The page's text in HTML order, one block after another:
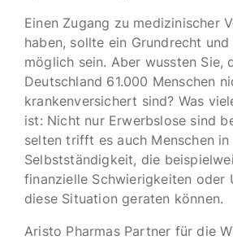
Einen Zugang zu medizinischer
haben, sollte ein Grundrecht und
möglich sein. Aber wussten Sie,
Deutschland 61.000 Menschen
krankenversichert sind? Was
ist: Nicht nur Erwerbslose sind
selten trifft es auch Menschen in
Selbstständigkeit, die
finanzielle Schwierigkeiten oder
diese Situation geraten können.
Aristo Pharmas Partner für die